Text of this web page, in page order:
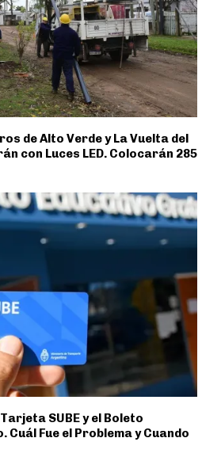
de Alto Verde y La Vuelta del
con Luces LED. Colocarán 285
SUBE y el Boleto
Cuál Fue el Problema y Cuando